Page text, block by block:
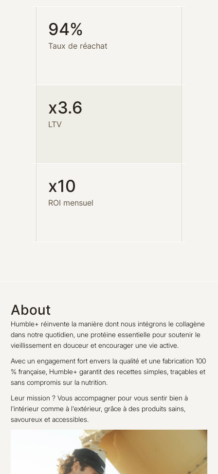
94%
Taux de réachat
x3.6
LTV
x10
ROI mensuel
About
Humble+ réinvente la manière dont nous intégrons le collagène
dans notre quotidien, une protéine essentielle pour soutenir le
vieillissement en douceur et encourager une vie active.
Avec un engagement fort envers la qualité et une fabrication 100
% française, Humble+ garantit des recettes simples, traçables et
sans compromis sur la nutrition.
Leur mission ? Vous accompagner pour vous sentir bien à
l'intérieur comme à l'extérieur, grâce à des produits sains,
savoureux et accessibles.